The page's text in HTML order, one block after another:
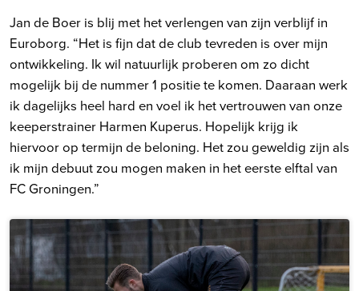
Jan de Boer is blij met het verlengen van zijn verblijf in
Euroborg. “Het is fijn dat de club tevreden is over mijn
ontwikkeling. Ik wil natuurlijk proberen om zo dicht
mogelijk bij de nummer 1 positie te komen. Daaraan werk
ik dagelijks heel hard en voel ik het vertrouwen van onze
keeperstrainer Harmen Kuperus. Hopelijk krijg ik
hiervoor op termijn de beloning. Het zou geweldig zijn als
ik mijn debuut zou mogen maken in het eerste elftal van
FC Groningen.”